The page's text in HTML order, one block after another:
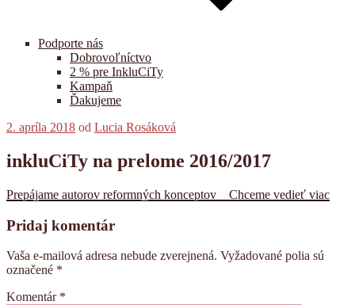
Podporte nás
Dobrovoľníctvo
2 % pre InkluCiTy
Kampaň
Ďakujeme
Publikované
2. apríla 2018 od Lucia Rosáková
inkluCiTy na prelome 2016/2017
Prepájame autorov reformných konceptov _ Chceme vedieť viac
Pridaj komentár
Vaša e-mailová adresa nebude zverejnená. Vyžadované polia sú
označené *
Komentár *